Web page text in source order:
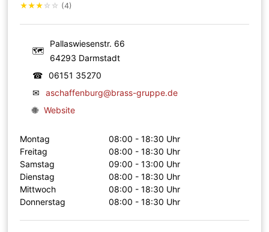
★★★ ☆ ☆ (4)
🗺
Pallaswiesenstr. 66
64293 Darmstadt
☎
06151 35270
✉
aschaffenburg@brass-gruppe.de
🌐 Website
Montag
08:00 - 18:30 Uhr
Freitag
08:00 - 18:30 Uhr
Samstag
09:00 - 13:00 Uhr
Dienstag
08:00 - 18:30 Uhr
Mittwoch
08:00 - 18:30 Uhr
Donnerstag
08:00 - 18:30 Uhr